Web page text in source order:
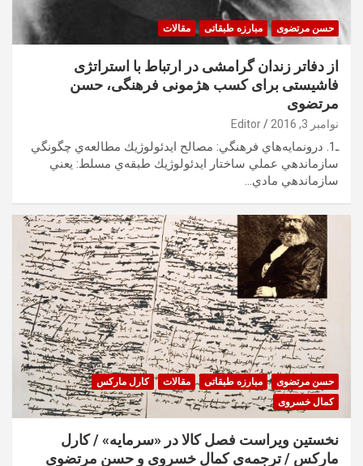
حسن مرتضوی مبارزه طبقاتی مقالات
از دفاتر زندان گرامشی در ارتباط با استراتژی
فاشيستی برای كسب هژمونی فرهنگی، حسن
مرتضوی
نوامبر 3, 2016 Editor
ـ1. درونمايه‌هاي فرهنگي: مصالح ايدئولوژيك مطالعه‌ي چگونگي
سازماندهي عملي ساختار ايدئولوژيك طبقه‌ي مسلط: يعني
سازماندهي مادي…
حسن مرتضوی مبارزه طبقاتی مقالات
کارل مارکس
کمال خسروی
نخستین ویراست فصل کالا در «سرمایه» / کارل
مارکس / ترجمه‌ی کمال خسروی و حسن مرتضوی